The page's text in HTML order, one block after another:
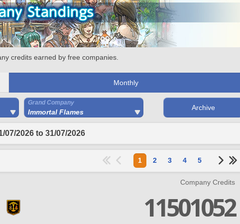
credits earned by free companies.
Monthly
Grand Company
Immortal Flames
Archive
07/2026 to 31/07/2026
1 2 3 4 5
Company Credits
11501052